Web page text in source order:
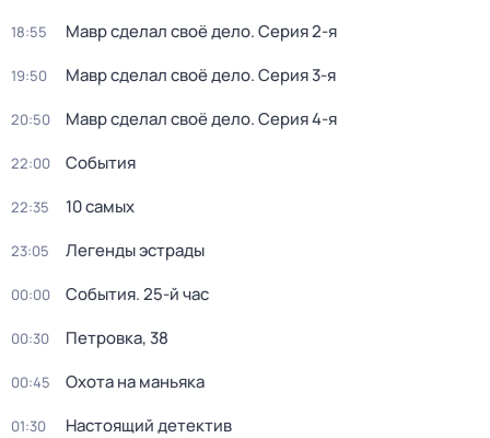
18:55 Мавр сделал своё дело. Серия 2-я
19:50 Мавр сделал своё дело. Серия 3-я
20:50 Мавр сделал своё дело. Серия 4-я
22:00 События
22:35 10 самых
23:05 Легенды эстрады
00:00 События. 25-й час
00:30 Петровка, 38
00:45 Охота на маньяка
01:30 Настоящий детектив